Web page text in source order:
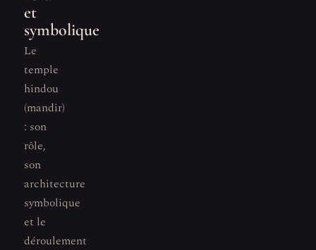
et
symbolique
Le
temple
hindou
(mandir)
: son
rôle,
son
architecture
symbolique
et le
déroulement